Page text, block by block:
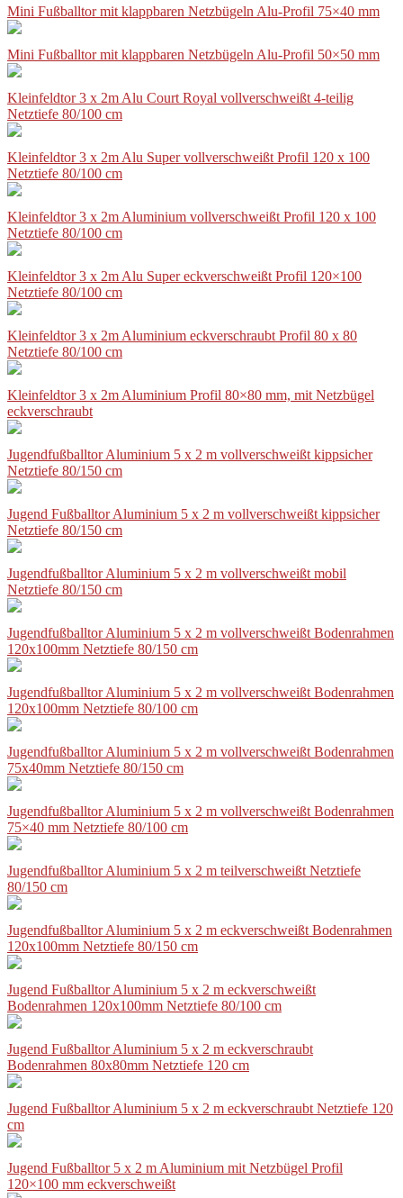
Mini Fußballtor mit klappbaren Netzbügeln Alu-Profil 75×40 mm
Mini Fußballtor mit klappbaren Netzbügeln Alu-Profil 50×50 mm
Kleinfeldtor 3 x 2m Alu Court Royal vollverschweißt 4-teilig
Netztiefe 80/100 cm
Kleinfeldtor 3 x 2m Alu Super vollverschweißt Profil 120 x 100
Netztiefe 80/100 cm
Kleinfeldtor 3 x 2m Aluminium vollverschweißt Profil 120 x 100
Netztiefe 80/100 cm
Kleinfeldtor 3 x 2m Alu Super eckverschweißt Profil 120×100
Netztiefe 80/100 cm
Kleinfeldtor 3 x 2m Aluminium eckverschraubt Profil 80 x 80
Netztiefe 80/100 cm
Kleinfeldtor 3 x 2m Aluminium Profil 80×80 mm, mit Netzbügel
eckverschraubt
Jugendfußballtor Aluminium 5 x 2 m vollverschweißt kippsicher
Netztiefe 80/150 cm
Jugend Fußballtor Aluminium 5 x 2 m vollverschweißt kippsicher
Netztiefe 80/150 cm
Jugendfußballtor Aluminium 5 x 2 m vollverschweißt mobil
Netztiefe 80/150 cm
Jugendfußballtor Aluminium 5 x 2 m vollverschweißt Bodenrahmen
120x100mm Netztiefe 80/150 cm
Jugendfußballtor Aluminium 5 x 2 m vollverschweißt Bodenrahmen
120x100mm Netztiefe 80/100 cm
Jugendfußballtor Aluminium 5 x 2 m vollverschweißt Bodenrahmen
75x40mm Netztiefe 80/150 cm
Jugendfußballtor Aluminium 5 x 2 m vollverschweißt Bodenrahmen
75×40 mm Netztiefe 80/100 cm
Jugendfußballtor Aluminium 5 x 2 m teilverschweißt Netztiefe
80/150 cm
Jugendfußballtor Aluminium 5 x 2 m eckverschweißt Bodenrahmen
120x100mm Netztiefe 80/150 cm
Jugend Fußballtor Aluminium 5 x 2 m eckverschweißt
Bodenrahmen 120x100mm Netztiefe 80/100 cm
Jugend Fußballtor Aluminium 5 x 2 m eckverschraubt
Bodenrahmen 80x80mm Netztiefe 120 cm
Jugend Fußballtor Aluminium 5 x 2 m eckverschraubt Netztiefe 120
cm
Jugend Fußballtor 5 x 2 m Aluminium mit Netzbügel Profil
120×100 mm eckverschweißt